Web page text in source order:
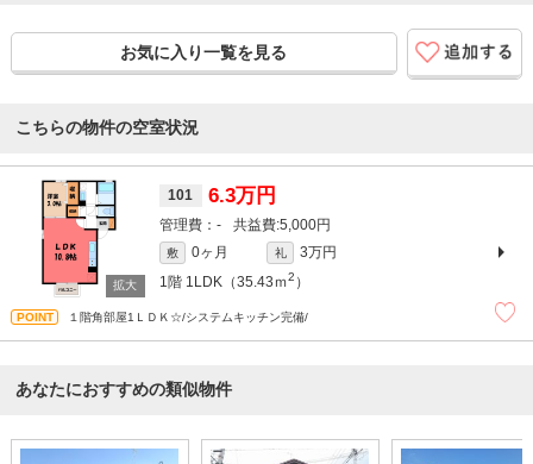
お気に入り一覧を見る
こちらの物件の空室状況
101 6.3万円
- 5,000円
敷 0ヶ月 礼
3万円
1階 1LDK（35.43ｍ2 ）
１階角部屋1ＬＤＫ☆/システムキッチン完備/
あなたにおすすめの類似物件